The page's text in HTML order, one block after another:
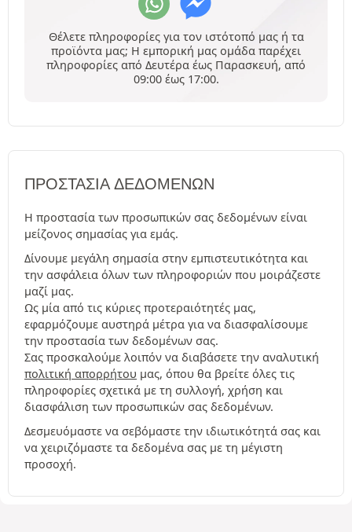
Θέλετε πληροφορίες για τον ιστότοπό μας ή τα
προϊόντα μας; Η εμπορική μας ομάδα παρέχει
πληροφορίες από Δευτέρα έως Παρασκευή, από
09:00 έως 17:00.
ΠΡΟΣΤΑΣΊΑ ΔΕΔΟΜΈΝΩΝ
Η προστασία των προσωπικών σας δεδομένων είναι
μείζονος σημασίας για εμάς.
Δίνουμε μεγάλη σημασία στην εμπιστευτικότητα και
την ασφάλεια όλων των πληροφοριών που μοιράζεστε
μαζί μας.
Ως μία από τις κύριες προτεραιότητές μας,
εφαρμόζουμε αυστηρά μέτρα για να διασφαλίσουμε
την προστασία των δεδομένων σας.
Σας προσκαλούμε λοιπόν να διαβάσετε την αναλυτική
πολιτική απορρήτου μας, όπου θα βρείτε όλες τις
πληροφορίες σχετικά με τη συλλογή, χρήση και
διασφάλιση των προσωπικών σας δεδομένων.
Δεσμευόμαστε να σεβόμαστε την ιδιωτικότητά σας και
να χειριζόμαστε τα δεδομένα σας με τη μέγιστη
προσοχή.